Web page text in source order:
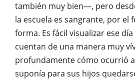
también muy bien—, pero
la escuela es sangrante, por el
forma. Es fácil visualizar ese
cuentan de una manera muy
profundamente cómo ocurrió
suponía para sus hijos